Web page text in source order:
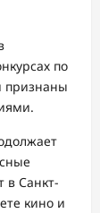
по
признаны
в Санкт-
кино и